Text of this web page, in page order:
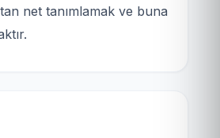
net tanımlamak ve buna